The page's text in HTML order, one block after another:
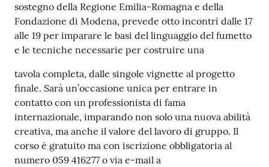
Seguici
su
sostegno della Regione Emilia-Romagna e della
Fondazione di Modena, prevede otto incontri dalle 17
alle 19 per imparare le basi del linguaggio del fumetto
e le tecniche necessarie per costruire una
tavola completa, dalle singole vignette al progetto
finale. Sarà un’occasione unica per entrare in
contatto con un professionista di fama
internazionale, imparando non solo una nuova abilità
creativa, ma anche il valore del lavoro di gruppo. Il
corso è gratuito ma con iscrizione obbligatoria al
numero 059 416277 o via e-mail a